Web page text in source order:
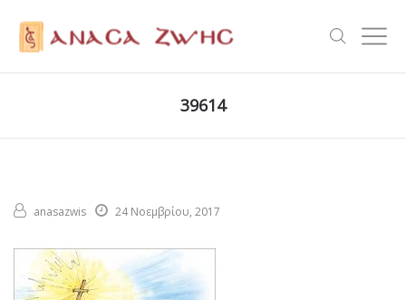
39614
anasazwis 24 Νοεμβρίου, 2017